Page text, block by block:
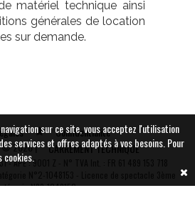
matériel technique ainsi
générales de location
sur demande.
plus
Confidentialité
© 2026 |
CARREMENT TECHNIQUE
- APE : 9001 Z - N° TVA Int. : FR 61 489 153 718
N°3-1048152
navigation sur ce site, vous acceptez l'utilisation
services et offres adaptés à vos besoins. Pour